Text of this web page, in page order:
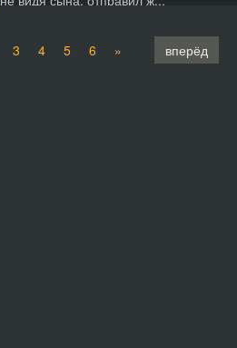
вперёд
3 4 5 6 »